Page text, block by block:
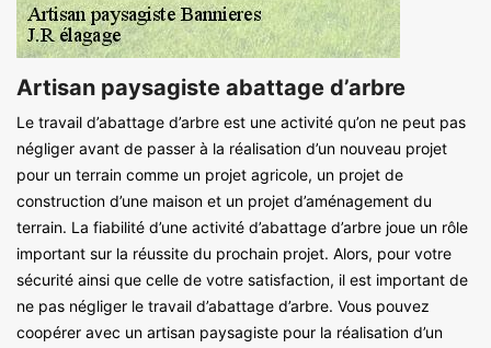
Artisan paysagiste abattage d’arbre
Le travail d’abattage d’arbre est une activité qu’on ne peut pas
négliger avant de passer à la réalisation d’un nouveau projet
pour un terrain comme un projet agricole, un projet de
construction d’une maison et un projet d’aménagement du
terrain. La fiabilité d’une activité d’abattage d’arbre joue un rôle
important sur la réussite du prochain projet. Alors, pour votre
sécurité ainsi que celle de votre satisfaction, il est important de
ne pas négliger le travail d’abattage d’arbre. Vous pouvez
coopérer avec un artisan paysagiste pour la réalisation d’un